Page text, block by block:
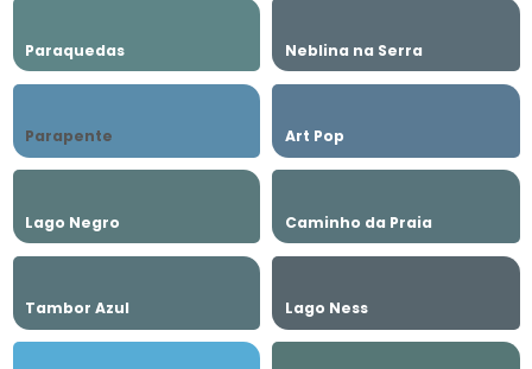
Paraquedas Neblina na Serra
Parapente Art Pop
Lago Negro Caminho da Praia
Tambor Azul Lago Ness